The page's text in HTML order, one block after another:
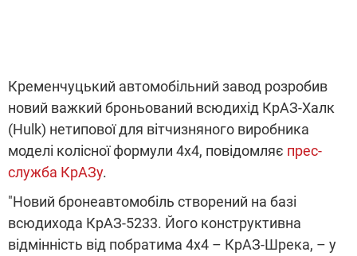
Кременчуцький автомобільний завод розробив
новий важкий броньований всюдихід КрАЗ-Хaлк
(Hulk) нетипової для вітчизняного виробника
моделі колісної формули 4х4, повідомляє прес-
служба КрАЗу.
"Новий бронеавтомобіль створений на базі
всюдихода КрАЗ-5233. Його конструктивна
відмінність від побратима 4х4 – КрАЗ-Шрека, – у